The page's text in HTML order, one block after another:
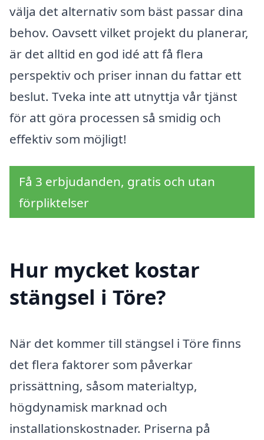
välja det alternativ som bäst passar dina
behov. Oavsett vilket projekt du planerar,
är det alltid en god idé att få flera
perspektiv och priser innan du fattar ett
beslut. Tveka inte att utnyttja vår tjänst
för att göra processen så smidig och
effektiv som möjligt!
Få 3 erbjudanden, gratis och utan
förpliktelser
Hur mycket kostar
stängsel i Töre?
När det kommer till stängsel i Töre finns
det flera faktorer som påverkar
prissättning, såsom materialtyp,
högdynamisk marknad och
installationskostnader. Priserna på